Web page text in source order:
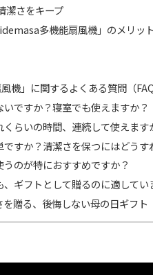
潔さをキープ
多機能扇風機」のメリッ
機」に関するよくある質問（FAQ
ですか？寝室でも使えますか？
らいの時間、連続して使えます
すか？清潔さを保つにはどうす
のが特におすすめですか？
ギフトとして贈るのに適してい
贈る、後悔しない母の日ギフト